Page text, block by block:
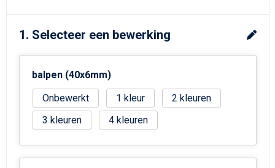
Reistassen
Waterbestendige tassen
Strandtassen
Goodiebags
1. Selecteer een bewerking
balpen (40x6mm)
Onbewerkt
1
2
3
4